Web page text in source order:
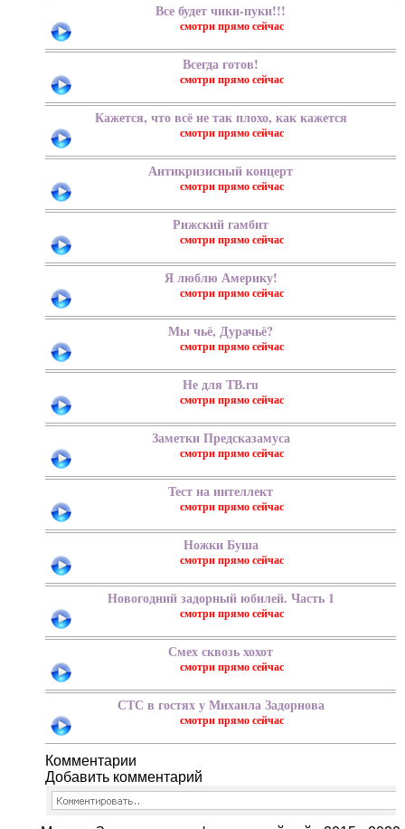
Все будет чики-пуки!!!
Всегда готов!
Кажется, что всё не так плохо, как кажется
Антикризисный концерт
Рижский гамбит
Я люблю Америку!
Мы чьё, Дурачьё?
Не для ТВ.ru
Заметки Предсказамуса
Тест на интеллект
Ножки Буша
Новогодний задорный юбилей. Часть 1
Смех сквозь хохот
СТС в гостях у Михаила Задорнова
Добавить комментарий